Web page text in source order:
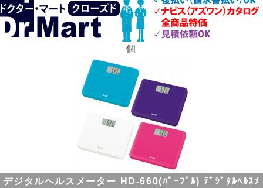
個
デジタルヘルスメーター HD-660(ﾊﾟｰﾌﾟﾙ) ﾃﾞｼﾞﾀﾙﾍﾙｽﾒ